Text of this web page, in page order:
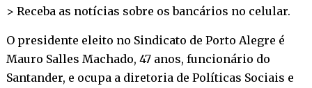
> Receba as notícias sobre os bancários no celular.
O presidente eleito no Sindicato de Porto Alegre é
Mauro Salles Machado, 47 anos, funcionário do
Santander, e ocupa a diretoria de Políticas Sociais e